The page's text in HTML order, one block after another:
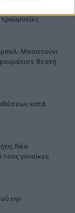
Μπαστούνι
θεατή
κατά
Νέα
γυναίκες
την